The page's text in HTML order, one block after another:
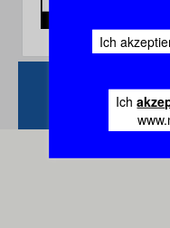
Ich
Ich
Zurück